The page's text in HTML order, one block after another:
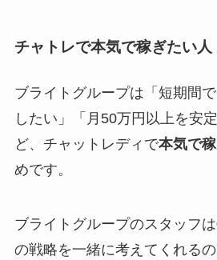
チャトレで本気で稼ぎたい人
ブライトグループは「短期間
したい」「月50万円以上を安
ど、チャットレディで本気で
めです。
ブライトグループのスタッフ
の戦略を一緒に考えてくれる